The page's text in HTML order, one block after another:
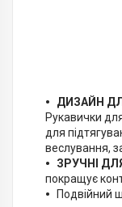
ДИЗАЙН
Рукавички
для
веслування,
ЗРУЧНІ
покращує
Подвійний